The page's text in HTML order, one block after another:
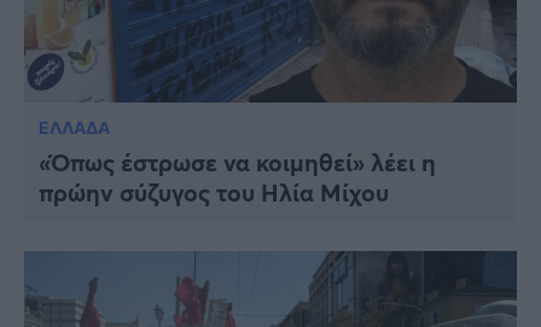
ΕΛΛΑΔΑ
«Όπως έστρωσε να κοιμηθεί» λέει η
πρώην σύζυγος του Ηλία Μίχου